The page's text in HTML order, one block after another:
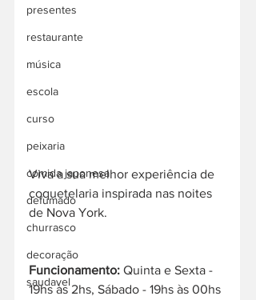
presentes
restaurante
música
escola
curso
peixaria
comida japonesa
defumado
churrasco
decoração
saudavel
Viva a sua melhor experiência de
coquetelaria inspirada nas noites
de Nova York.
Funcionamento: Quinta e Sexta -
19hs às 2hs, Sábado - 19hs às 00hs